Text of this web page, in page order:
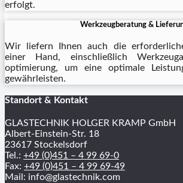
erfolgt.
Werkzeugberatung &
Wir liefern Ihnen auch die
einer Hand, einschließlich
optimierung, um eine optimale
gewährleisten.
Standort & Kontakt
GLASTECHNIK HOLGER KRAMP GmbH
Albert-Einstein-Str. 18
23617 Stockelsdorf
Tel.: +49 (0)451 – 4 99 69-0
Fax: +49 (0)451 – 4 99 69-49
Mail: info@glastechnik.com